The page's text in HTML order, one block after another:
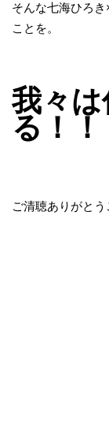
そんな七海ひろ
ことを。
我々
る！
ご清聴ありがと